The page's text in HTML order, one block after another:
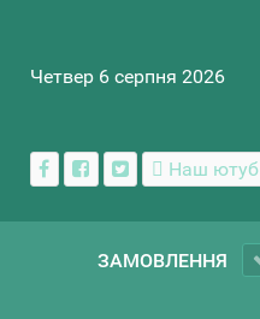
Четвер 6 серпня 2026
Наш ютуб
ЗАМОВЛЕННЯ